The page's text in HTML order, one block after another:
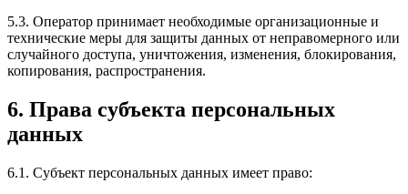
5.3. Оператор принимает необходимые организационные и
технические меры для защиты данных от неправомерного или
случайного доступа, уничтожения, изменения, блокирования,
копирования, распространения.
6. Права субъекта персональных
данных
6.1. Субъект персональных данных имеет право: